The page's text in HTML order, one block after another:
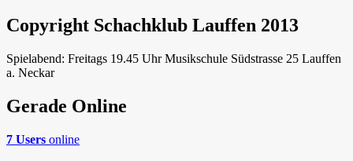
Copyright Schachklub Lauffen 2013
Spielabend: Freitags 19.45 Uhr Musikschule Südstrasse 25 Lauffen
a. Neckar
Gerade Online
7 Users online